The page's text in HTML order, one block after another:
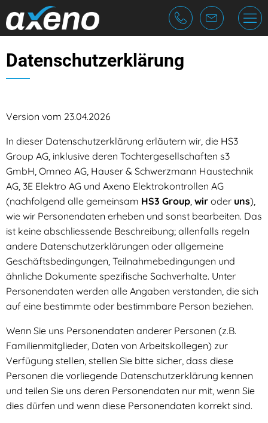
Datenschutzerklärung
Version vom 23.04.2026
In dieser Datenschutzerklärung erläutern wir, die HS3
Group AG, inklusive deren Tochtergesellschaften s3
GmbH, Omneo AG, Hauser & Schwerzmann Haustechnik
AG, 3E Elektro AG und Axeno Elektrokontrollen AG
(nachfolgend alle gemeinsam HS3 Group, wir oder uns),
wie wir Personendaten erheben und sonst bearbeiten. Das
ist keine abschliessende Beschreibung; allenfalls regeln
andere Datenschutzerklärungen oder allgemeine
Geschäftsbedingungen, Teilnahmebedingungen und
ähnliche Dokumente spezifische Sachverhalte. Unter
Personendaten werden alle Angaben verstanden, die sich
auf eine bestimmte oder bestimmbare Person beziehen.
Wenn Sie uns Personendaten anderer Personen (z.B.
Familienmitglieder, Daten von Arbeitskollegen) zur
Verfügung stellen, stellen Sie bitte sicher, dass diese
Personen die vorliegende Datenschutzerklärung kennen
und teilen Sie uns deren Personendaten nur mit, wenn Sie
dies dürfen und wenn diese Personendaten korrekt sind.
Elektrokontrolle bei Handänderung
Abnahmekontrolle
Lastgangmessung
Ablauf Elektrokontrolle
Team
Cookie-Einstellungen